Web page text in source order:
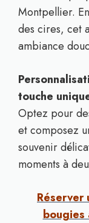
Montpellier.
des cires, cet
ambiance
touche
Optez pour
et composez
souvenir
moments à
Réserver
bougies